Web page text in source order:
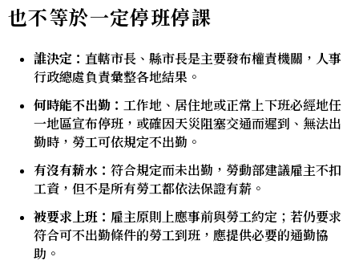
也不等於一定停班停課
誰決定： 直轄市長、縣市長是主要發布權責機關，人事
行政總處負責彙整各地結果。
何時能不出勤： 工作地、居住地或正常上下班必經地任
一地區宣布停班，或確因天災阻塞交通而遲到、無法出
勤時，勞工可依規定不出勤。
有沒有薪水： 符合規定而未出勤，勞動部建議雇主不扣
工資，但不是所有勞工都依法保證有薪。
被要求上班： 雇主原則上應事前與勞工約定；若仍要求
符合可不出勤條件的勞工到班，應提供必要的通勤協
助。